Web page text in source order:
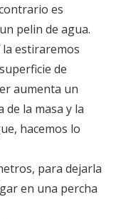
es
pelin de agua.
la estiraremos
de
aumenta un
la masa y la
hacemos lo
para dejarla
en una percha